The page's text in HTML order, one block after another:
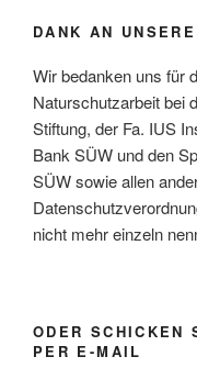
DANK AN
Wir bedanken uns für
Naturschutzarbeit bei
Stiftung, der Fa. IUS
Bank SÜW und den
SÜW sowie allen
nicht mehr einzeln
ODER SCHICKEN
PER E-MAIL